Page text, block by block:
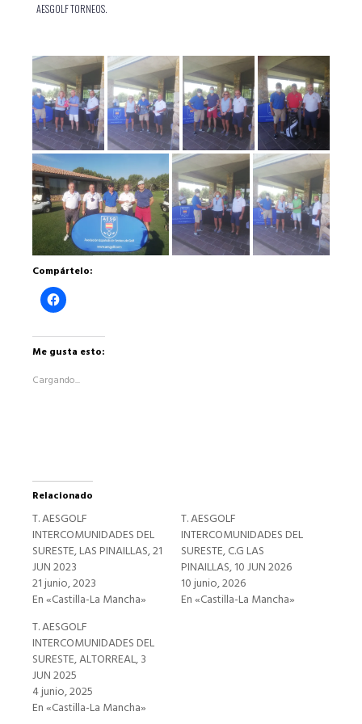
AESGOLF TORNEOS.
Compártelo:
Haz
clic
en
Facebook
en
Me gusta esto:
Cargando...
Relacionado
T. AESGOLF
INTERCOMUNIDADES DEL
SURESTE, LAS PINAILLAS, 21
JUN 2023
21 junio, 2023
En «Castilla-La Mancha»
T. AESGOLF
INTERCOMUNIDADES DEL
SURESTE, C.G LAS
PINAILLAS, 10 JUN 2026
10 junio, 2026
En «Castilla-La Mancha»
T. AESGOLF
INTERCOMUNIDADES DEL
SURESTE, ALTORREAL, 3
JUN 2025
4 junio, 2025
En «Castilla-La Mancha»